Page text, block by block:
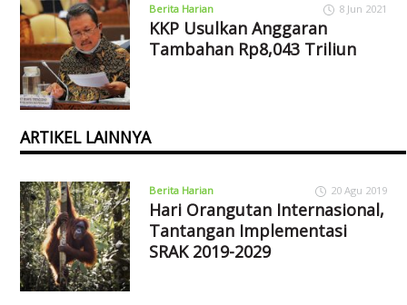
Berita Harian 8 Jun 2021
KKP Usulkan Anggaran
Tambahan Rp8,043 Triliun
ARTIKEL LAINNYA
Berita Harian 20 Agu 2019
Hari Orangutan Internasional,
Tantangan Implementasi
SRAK 2019-2029